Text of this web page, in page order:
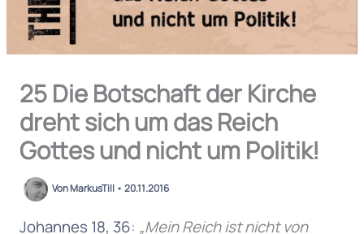
25 Die Botschaft der Kirche
dreht sich um das Reich
Gottes und nicht um Politik!
VonMarkusTill • 20.11.2016
Johannes 18, 36: „Mein Reich ist nicht von